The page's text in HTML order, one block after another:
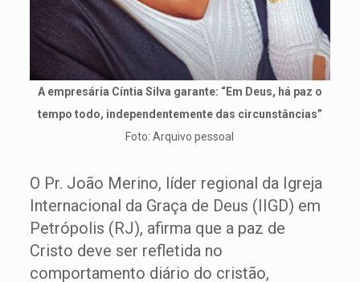
A empresária Cíntia Silva garante: “Em Deus, há paz o
tempo todo, independentemente das circunstâncias”
Foto: Arquivo pessoal
O Pr. João Merino, líder regional da Igreja
Internacional da Graça de Deus (IIGD) em
Petrópolis (RJ), afirma que a paz de
Cristo deve ser refletida no
comportamento diário do cristão,